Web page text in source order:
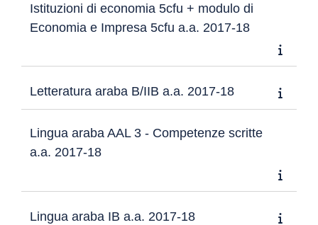
Istituzioni di economia 5cfu + modulo di
Economia e Impresa 5cfu a.a. 2017-18
Letteratura araba B/IIB a.a. 2017-18
Lingua araba AAL 3 - Competenze scritte
a.a. 2017-18
Lingua araba IB a.a. 2017-18